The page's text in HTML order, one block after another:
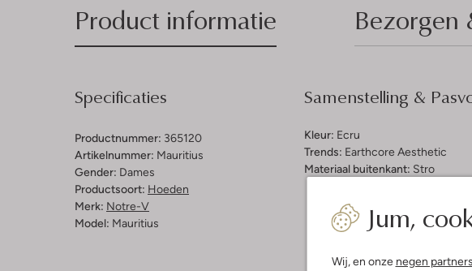
Jum,
Wij, en onze negen partners
Product informatie Bezorgen
Specificaties
Productnummer: 365120
Artikelnummer: Mauritius
Gender: Dames
Productsoort: Hoeden
Merk: Notre-V
Model: Mauritius
Samenstelling &
Kleur: Ecru
Trends: Earthcore Aesthetic
Materiaal buitenkant: Stro